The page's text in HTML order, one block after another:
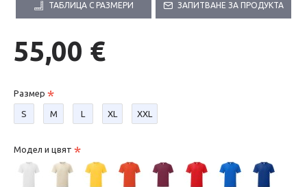
ТАБЛИЦА С РАЗМЕРИ ЗАПИТВАНЕ ЗА ПРОДУКТА
55,00 €
Размер
S М L XL XXL
Модел и цвят